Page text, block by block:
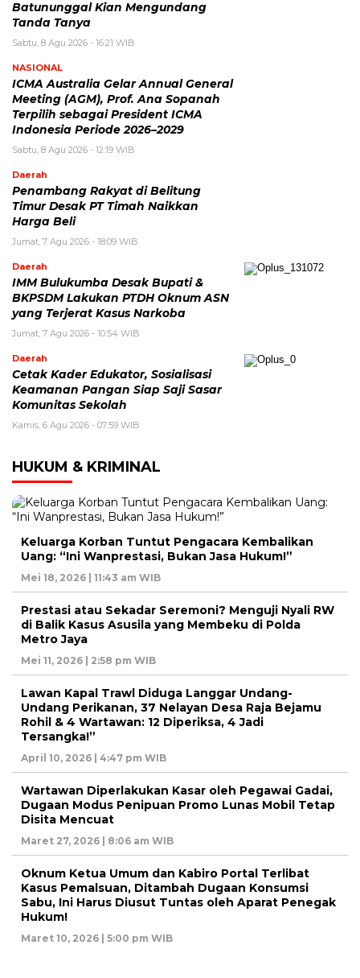
Batununggal Kian Mengundang
Tanda Tanya
Sabtu, 8 Agu 2026 - 16:21 WIB
NASIONAL
ICMA Australia Gelar Annual General
Meeting (AGM), Prof. Ana Sopanah
Terpilih sebagai President ICMA
Indonesia Periode 2026–2029
Sabtu, 8 Agu 2026 - 12:19 WIB
Daerah
Penambang Rakyat di Belitung
Timur Desak PT Timah Naikkan
Harga Beli
Jumat, 7 Agu 2026 - 18:09 WIB
Daerah
IMM Bulukumba Desak Bupati &
BKPSDM Lakukan PTDH Oknum ASN
yang Terjerat Kasus Narkoba
Jumat, 7 Agu 2026 - 10:54 WIB
Daerah
Cetak Kader Edukator, Sosialisasi
Keamanan Pangan Siap Saji Sasar
Komunitas Sekolah
Kamis, 6 Agu 2026 - 07:59 WIB
HUKUM & KRIMINAL
Keluarga Korban Tuntut Pengacara Kembalikan
Uang: “Ini Wanprestasi, Bukan Jasa Hukum!”
Mei 18, 2026 | 11:43 am WIB
Prestasi atau Sekadar Seremoni? Menguji Nyali RW
di Balik Kasus Asusila yang Membeku di Polda
Metro Jaya
Mei 11, 2026 | 2:58 pm WIB
Lawan Kapal Trawl Diduga Langgar Undang-
Undang Perikanan, 37 Nelayan Desa Raja Bejamu
Rohil & 4 Wartawan: 12 Diperiksa, 4 Jadi
Tersangka!”
April 10, 2026 | 4:47 pm WIB
Wartawan Diperlakukan Kasar oleh Pegawai Gadai,
Dugaan Modus Penipuan Promo Lunas Mobil Tetap
Disita Mencuat
Maret 27, 2026 | 8:06 am WIB
Oknum Ketua Umum dan Kabiro Portal Terlibat
Kasus Pemalsuan, Ditambah Dugaan Konsumsi
Sabu, Ini Harus Diusut Tuntas oleh Aparat Penegak
Hukum!
Maret 10, 2026 | 5:00 pm WIB